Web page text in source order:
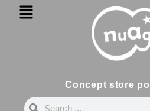
Concept store
SearchSearch
Menu